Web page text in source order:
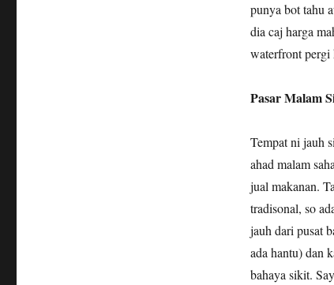
punya bot tahu
dia caj harga
waterfront pergi
Pasar Malam
Tempat ni jauh
ahad malam
jual makanan.
tradisonal, so
jauh dari pusat
ada hantu) dan
bahaya sikit.